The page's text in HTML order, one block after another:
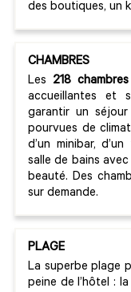
des boutiques, un
CHAMBRES
Les 218 chambres
accueillantes et
garantir un
pourvues de
d’un minibar,
salle de bains
beauté. Des
sur demande.
PLAGE
La superbe plage
peine de l’hôtel :